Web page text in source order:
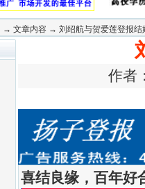
→ 文章内容 → 刘绍航与贺爱莲登报结
作者
喜结良缘，百年